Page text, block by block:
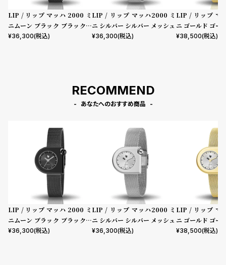
LIP / リップ マッハ 2000 ミ
ニムーン ブラック ブラックメ
ッシュ
¥36,300(税込)
LIP / リップ マッハ2000 ミ
ニ シルバー シルバー メッシュ
¥36,300(税込)
LIP / リップ マ
ニ ゴールド ゴー
¥38,500(税込)
RECOMMEND
あなたへのおすすめ商品
LIP / リップ マッハ 2000 ミ
ニムーン ブラック ブラックメ
ッシュ
¥36,300(税込)
LIP / リップ マッハ2000 ミ
ニ シルバー シルバー メッシュ
¥36,300(税込)
LIP / リップ マ
ニ ゴールド ゴー
¥38,500(税込)